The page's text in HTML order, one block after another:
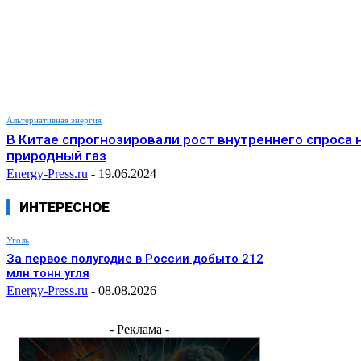
Альтернативная энергия
В Китае спрогнозировали рост внутреннего спроса
природный газ
Energy-Press.ru - 19.06.2024
ИНТЕРЕСНОЕ
Уголь
За первое полугодие в России добыто 212
млн тонн угля
Energy-Press.ru - 08.08.2026
- Реклама -